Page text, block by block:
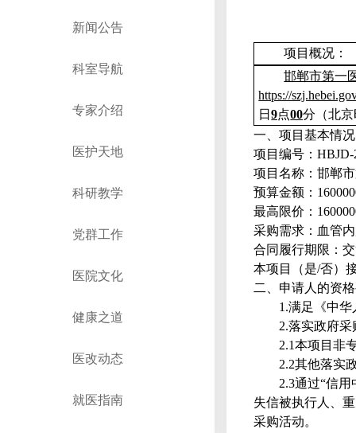
项目概况 ：
邯郸市第一
https://
日9点00分 （北
一、 项目基本情况
项目编号 ： HBJD-
项目名称： 邯郸
预算金额： 160000
最高限价： 160000
采购需求： 血管
合同履行期限：
本项目（是/否）
二、申请人的资
1 .满足《中华
2.落实政府采
2.1本项目非
2.2其他落实
2.3通过“信用
失信被执行人、
采购活动。
新闻公告
科室导航
专家介绍
医护天地
科研教学
党群工作
医院文化
健康之道
医改动态
就医指南